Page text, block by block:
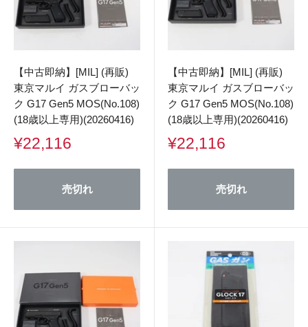
【中古即納】[MIL] (再販)
東京マルイ ガスブローバッ
ク G17 Gen5 MOS(No.108)
(18歳以上専用)(20260416)
販
価
¥22,116
売切れ
【中古即納】[MIL] (再販)
東京マルイ ガスブローバッ
ク G17 Gen5 MOS(No.108)
(18歳以上専用)(20260416)
販
価
¥22,116
売切れ